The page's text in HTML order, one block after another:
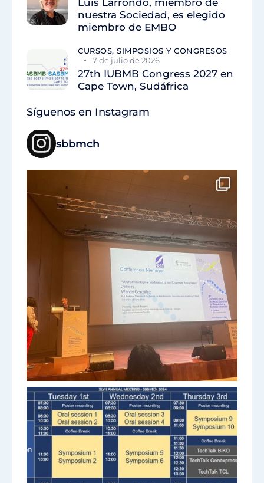
Luis Larrondo, miembro de
nuestra Sociedad, es elegido
miembro de EMBO
CURSOS, SIMPOSIOS Y CONGRESOS
7 de julio de 2026
27th IUBMB Congress 2027 en
Cape Town, Sudáfrica
Síguenos en Instagram
sbbmch